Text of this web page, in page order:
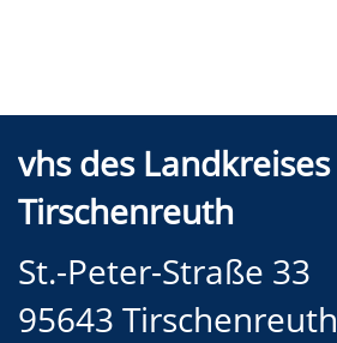
vhs des Landkreises
Tirschenreuth
St.-Peter-Straße 33
95643 Tirschenreuth